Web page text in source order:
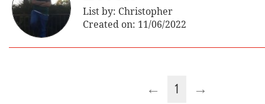
List by: Christopher
Created on: 11/06/2022
← 1 →